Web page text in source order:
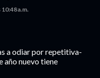
a.m.
a odiar por repetitiva-
año nuevo tiene